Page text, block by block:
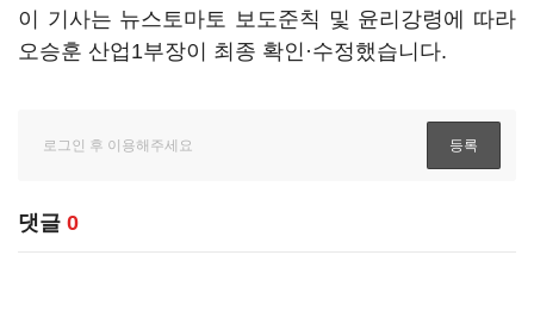
이 기사는 뉴스토마토 보도준칙 및 윤리강령에 따라
오승훈 산업1부장이 최종 확인·수정했습니다.
댓글 0